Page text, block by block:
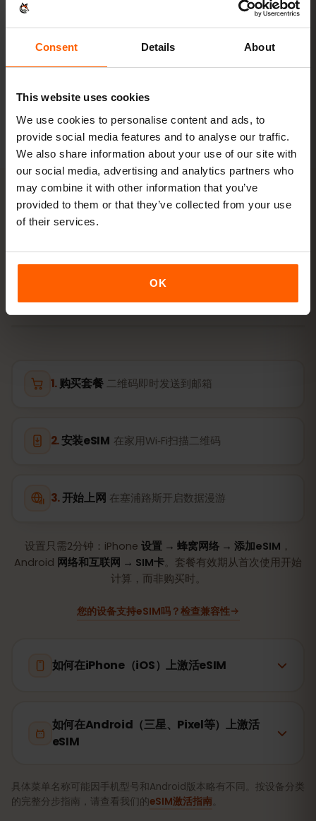
Consent Details About
This website uses cookies
We use cookies to personalise content and ads, to
provide social media features and to analyse our traffic.
We also share information about your use of our site with
our social media, advertising and analytics partners who
may combine it with other information that you’ve
provided to them or that they’ve collected from your use
of their services.
OK
视频、视频通话，还能给笔记本或平板共享网络。
20 GB以上或不限量
查看套餐
以上均为参考值。实际用量取决于设备、应用设置和使用习惯。
3步激活您的塞浦路斯 eSIM
几分钟即可完成，无需实体SIM卡。
购买套餐 二维码即时发送到邮箱
安装eSIM 在家用Wi‑Fi扫描二维码
开始上网 在塞浦路斯开启数据漫游
设置只需2分钟：iPhone 设置 → 蜂窝网络 → 添加eSIM ，
Android 网络和互联网 → SIM卡 。套餐有效期从首次使用开始
计算，而非购买时。
您的设备支持eSIM吗？检查兼容性
如何在iPhone（iOS）上激活eSIM
如何在Android（三星、Pixel等）上激活
eSIM
具体菜单名称可能因手机型号和Android版本略有不同。按设备分类
的完整分步指南，请查看我们的eSIM激活指南